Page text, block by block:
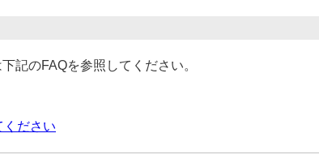
記のFAQを参照してください。
ください